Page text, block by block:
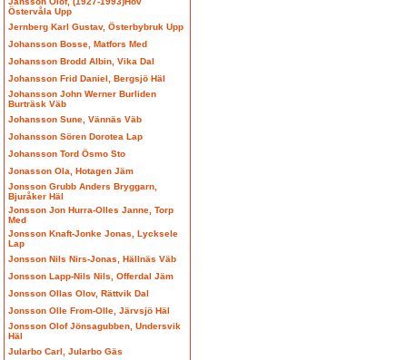
Östervåla Upp
Jernberg Karl Gustav, Österbybruk Upp
Johansson Bosse, Matfors Med
Johansson Brodd Albin, Vika Dal
Johansson Frid Daniel, Bergsjö Häl
Johansson John Werner Burliden
Burträsk Väb
Johansson Sune, Vännäs Väb
Johansson Sören Dorotea Lap
Johansson Tord Ösmo Sto
Jonasson Ola, Hotagen Jäm
Jonsson Grubb Anders Bryggarn,
Bjuråker Häl
Jonsson Jon Hurra-Olles Janne, Torp
Med
Jonsson Knaft-Jonke Jonas, Lycksele
Lap
Jonsson Nils Nirs-Jonas, Hällnäs Väb
Jonsson Lapp-Nils Nils, Offerdal Jäm
Jonsson Ollas Olov, Rättvik Dal
Jonsson Olle From-Olle, Järvsjö Häl
Jonsson Olof Jönsagubben, Undersvik
Häl
Jularbo Carl, Jularbo Gäs